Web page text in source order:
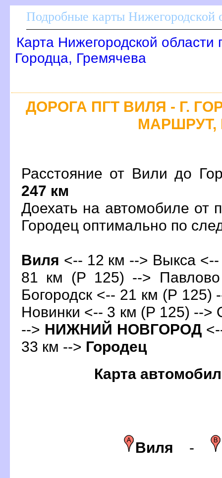
Подробные карты Нижегородской
Карта Нижегородской области
Городца, Гремячева
ДОРОГА ПГТ ВИЛЯ - Г.
МАРШРУТ,
Расстояние от Вили до
247 км
Доехать на автомобиле от
Городец оптимально по
иля <-- 12 км --> ыкса
81 км (Р 125) -->
Богородск <-- 21 км (Р 125)
Новинки <-- 3 км (Р 125) -->
--> НИЖНИЙ НОВГОРОД
33 км --> Городец
Карта
иля -